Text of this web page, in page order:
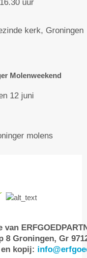
uur
kerk, Groningen
Molenweekend
12 juni
molens
8 Groningen, Gr
en kopij: info